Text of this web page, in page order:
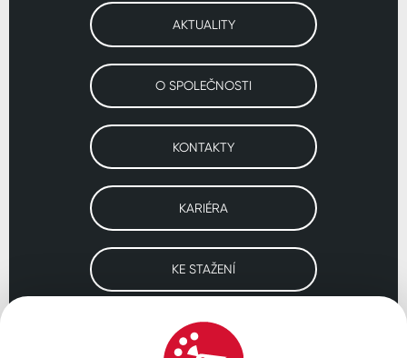
AKTUALITY
O SPOLEČNOSTI
KONTAKTY
KARIÉRA
KE STAŽENÍ
Navštivte naše pobočky